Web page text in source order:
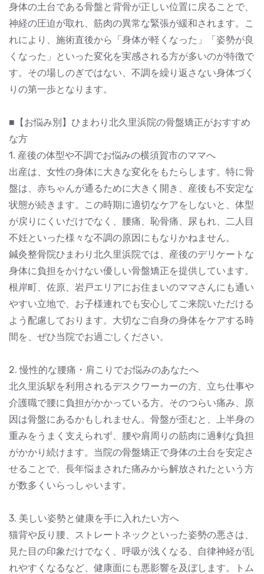
身体の土台である骨盤と背骨が正しい位置に戻ることで、
神経の圧迫が取れ、筋肉の異常な緊張が緩和されます。こ
れにより、施術直後から「身体が軽くなった」「姿勢が良
くなった」といった変化を実感される方が多いのが特徴で
す。その場しのぎではない、不調を繰り返さない身体づく
りの第一歩となります。
■【お悩み別】ひまわり北久里浜院の骨盤矯正がおすすめ
な方
1. 産後の体型や不調でお悩みの横須賀市のママへ
出産は、女性の身体に大きな変化をもたらします。特に骨
盤は、赤ちゃんが通るために大きく開き、産後も不安定な
状態が続きます。この時期に適切なケアをしないと、体型
が戻りにくいだけでなく、腰痛、恥骨痛、尿もれ、二人目
不妊といった様々な不調の原因にもなりかねません。
鍼灸整骨院ひまわり北久里浜院では、産後のデリケートな
身体に負担をかけない優しい骨盤矯正を提供しています。
根岸町、佐原、岩戸エリアにお住まいのママさんにも通い
やすい立地で、お子様連れでも安心してご来院いただける
よう配慮しております。大切なご自身の身体をケアする時
間を、ぜひ当院でお過ごしください。
2. 慢性的な腰痛・肩こりでお悩みのあなたへ
北久里浜駅を利用されるデスクワーカーの方、立ち仕事や
介護職で腰に負担がかかっている方。そのつらい痛み、原
因は骨盤にあるかもしれません。骨盤が歪むと、上半身の
重みをうまく支えられず、腰や肩周りの筋肉に過剰な負担
がかかり続けます。当院の骨盤矯正で身体の土台を安定さ
せることで、長年悩まされた痛みから解放されたという方
が数多くいらっしゃいます。
3. 美しい姿勢と健康を手に入れたい方へ
猫背や反り腰、ストレートネックといった姿勢の悪さは、
見た目の印象だけでなく、呼吸が浅くなる、自律神経が乱
れやすくなるなど、健康面にも悪影響を及ぼします。トム